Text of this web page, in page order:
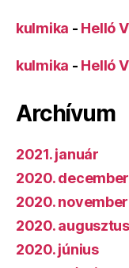
kulmika - Helló
kulmika - Helló
Archívum
2021. január
2020. december
2020. november
2020. augusztus
2020. június